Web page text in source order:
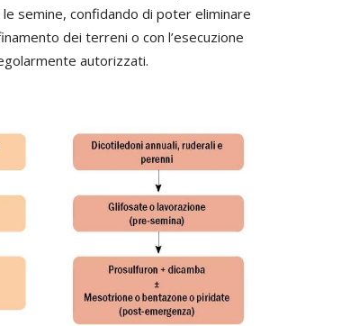
semine, confidando di poter eliminare
dei terreni o con l’esecuzione
autorizzati.